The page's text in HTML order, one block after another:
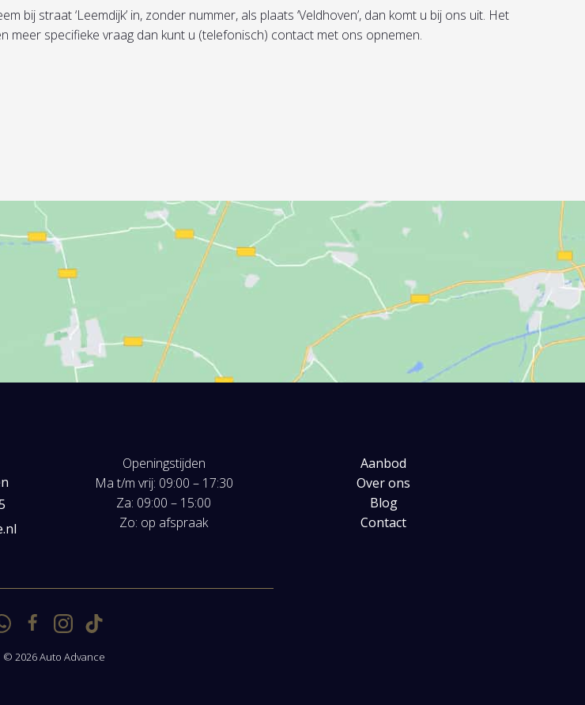
bij straat ‘Leemdijk’ in, zonder nummer, als plaats ‘Veldhoven’, dan komt u bij ons uit. Het
specifieke vraag dan kunt u (telefonisch) contact met ons opnemen.
inhoud in te schakelen
Openingstijden
Ma t/m vrij: 09:00 – 17:30
Za: 09:00 – 15:00
Zo: op afspraak
Aanbod
Over ons
Blog
Contact
© 2026 Auto Advance